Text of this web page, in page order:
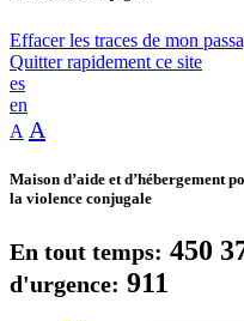
Effacer les traces de mon
Quitter rapidement ce site
es
en
A A
Maison d’aide et d’hébergement
la violence conjugale
En tout temps: 450
d'urgence: 911